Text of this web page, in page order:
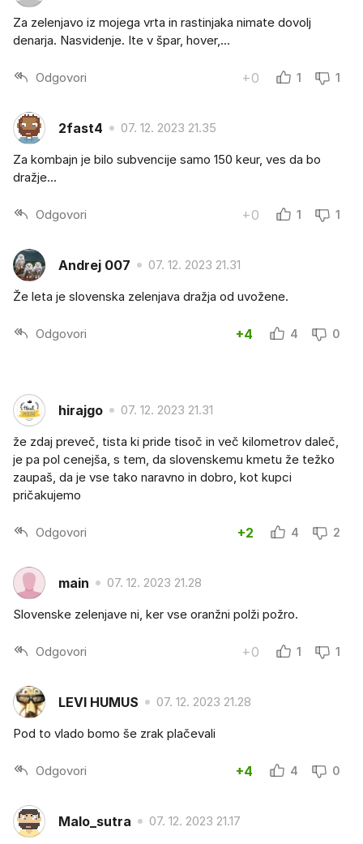
Za zelenjavo iz mojega vrta in rastinjaka nimate dovolj
denarja. Nasvidenje. Ite v špar, hover,...
Odgovori +0 1 1
2fast4 07. 12. 2023 21.35
Za kombajn je bilo subvencije samo 150 keur, ves da bo
dražje...
Odgovori +0 1 1
Andrej 007 07. 12. 2023 21.31
Že leta je slovenska zelenjava dražja od uvožene.
Odgovori +4 4 0
hirajgo 07. 12. 2023 21.31
že zdaj preveč, tista ki pride tisoč in več kilometrov daleč,
je pa pol cenejša, s tem, da slovenskemu kmetu že težko
zaupaš, da je vse tako naravno in dobro, kot kupci
pričakujemo
Odgovori +2 4 2
main 07. 12. 2023 21.28
Slovenske zelenjave ni, ker vse oranžni polži požro.
Odgovori +0 1 1
LEVI HUMUS 07. 12. 2023 21.28
Pod to vlado bomo še zrak plačevali
Odgovori +4 4 0
Malo_sutra 07. 12. 2023 21.17